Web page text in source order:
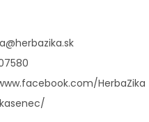
@herbazika.sk
HerbaZika